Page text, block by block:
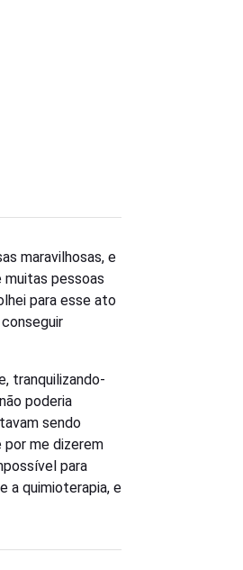
maravilhosas, e
muitas pessoas
para esse ato
tranquilizando-
poderia
sendo
por me dizerem
para
a quimioterapia, e